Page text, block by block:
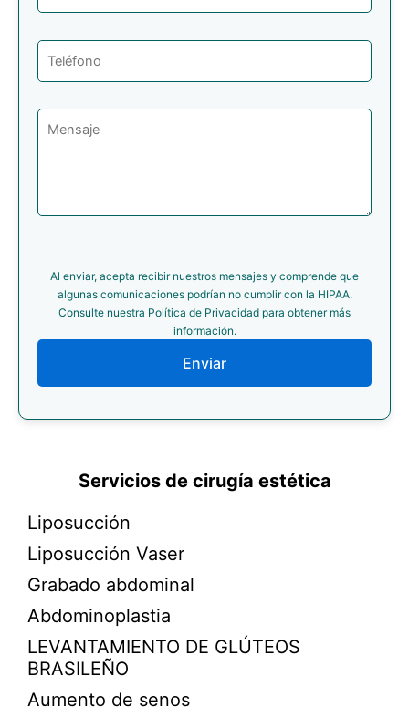
Al enviar, acepta recibir nuestros mensajes y comprende que
algunas comunicaciones podrían no cumplir con la HIPAA.
Consulte nuestra Política de Privacidad para obtener más
información.
Enviar
Servicios de cirugía estética
Liposucción
Liposucción Vaser
Grabado abdominal
Abdominoplastia
LEVANTAMIENTO DE GLÚTEOS
BRASILEÑO
Aumento de senos